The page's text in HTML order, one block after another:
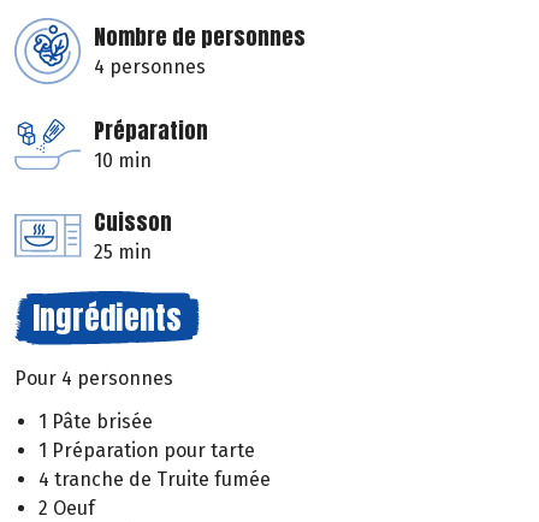
Nombre de personnes
4 personnes
Préparation
10 min
Cuisson
25 min
Ingrédients
Pour 4 personnes
1 Pâte brisée
1 Préparation pour tarte
4 tranche de Truite fumée
2 Oeuf